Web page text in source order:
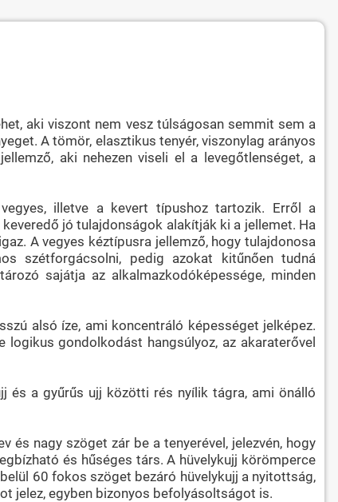
aki viszont nem vesz túlságosan semmit sem a
A tömör, elasztikus tenyér, viszonylag arányos
aki nehezen viseli el a levegőtlenséget, a
illetve a kevert típushoz tartozik. Erről a
jó tulajdonságok alakítják ki a jellemet. Ha
A vegyes kéztípusra jellemző, hogy tulajdonosa
szétforgácsolni, pedig azokat kitűnően tudná
sajátja az alkalmazkodóképessége, minden
alsó íze, ami koncentráló képességet jelképez.
gondolkodást hangsúlyoz, az akaraterővel
és a gyűrűs ujj közötti rés nyílik tágra, ami önálló
és nagy szöget zár be a tenyerével, jelezvén, hogy
és hűséges társ. A hüvelykujj körömperce
60 fokos szöget bezáró hüvelykujj a nyitottság,
jelez, egyben bizonyos befolyásoltságot is.